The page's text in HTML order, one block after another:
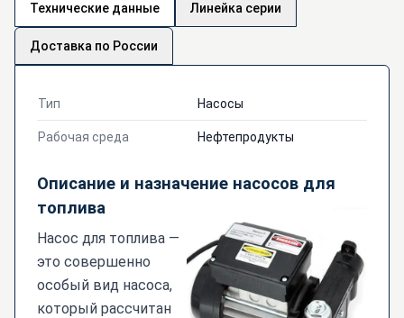
Технические данные Линейка серии
Доставка по России
Тип Насосы
Рабочая среда Нефтепродукты
Описание и назначение насосов для
топлива
Насос для топлива —
это совершенно
особый вид насоса,
который рассчитан